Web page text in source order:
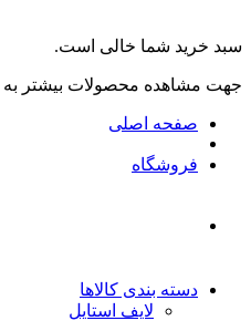
سبد خرید شما خالی است.
جهت مشاهده محصولات بیشتر به
صفحه اصلی
فروشگاه
دسته بندی کالاها
لایف استایل